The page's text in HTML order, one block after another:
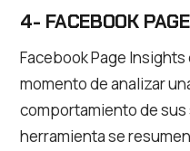
4- FACEBOOK
Facebook Page
momento de analizar
comportamiento de
herramienta se